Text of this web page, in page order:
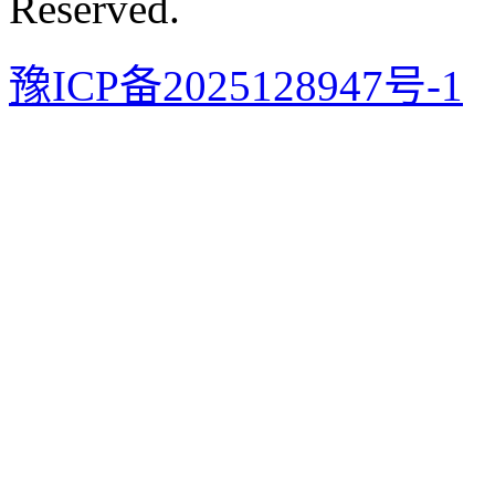
豫ICP备2025128947号-1